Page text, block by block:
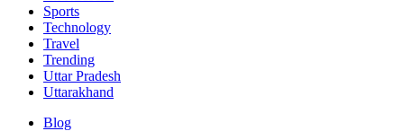
Sports
Technology
Travel
Trending
Uttar Pradesh
Uttarakhand
Blog